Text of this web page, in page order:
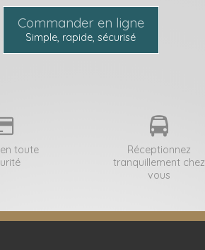
Commander en ligne
Simple, rapide, sécurisé
toute
Réceptionnez
tranquillement chez
vous